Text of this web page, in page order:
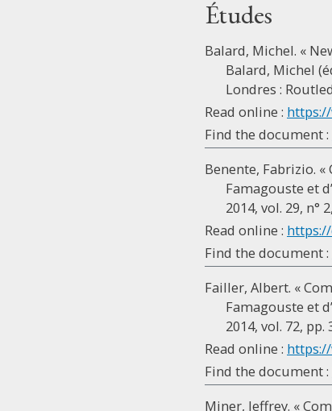
Études
Balard, Michel. «
Balard, Michel
Londres :
Read online :
Find the document :
Benente, Fabrizio.
Famagouste et
2014, vol. 29, n°
Read online : https://
Find the document :
Failler, Albert. «
Famagouste et
2014, vol. 72, pp.
Read online :
Find the document :
Miner, Jeffrey. «